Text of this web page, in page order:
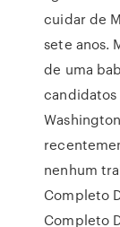
cuidar de
sete anos.
de uma
nenhum
Completo
Completo